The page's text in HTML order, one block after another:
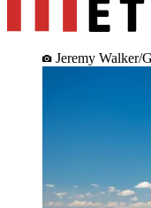
Jeremy Walker/